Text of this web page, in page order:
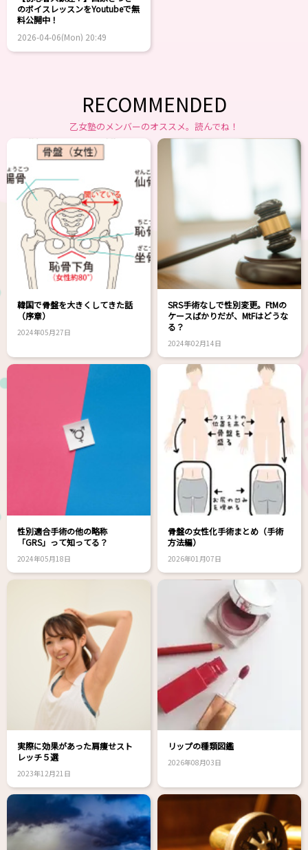
のボイスレッスンをYoutubeで無
料公開中！
2026-04-06(Mon) 20:49
RECOMMENDED
乙女塾のメンバーのオススメ。読んでね！
韓国で骨盤を大きくしてきた話
（序章）
2024年05月27日
SRS手術なしで性別変更。FtMの
ケースばかりだが、MtFはどうな
る？
2024年02月14日
性別適合手術の他の略称
「GRS」って知ってる？
2024年05月18日
骨盤の女性化手術まとめ（手術
方法編）
2026年01月07日
実際に効果があった肩痩せスト
レッチ５選
2023年12月21日
リップの種類図鑑
2026年08月03日